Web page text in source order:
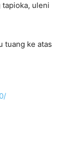
uleni
tuang ke atas